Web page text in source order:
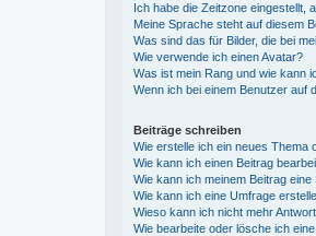
Ich habe die Zeitzone eingestellt,
Meine Sprache steht auf diesem
Was sind das für Bilder, die bei
Wie verwende ich einen Avatar?
Was ist mein Rang und wie kann
Wenn ich bei einem Benutzer auf
Beiträge schreiben
Wie erstelle ich ein neues Thema
Wie kann ich einen Beitrag
Wie kann ich meinem Beitrag eine
Wie kann ich eine Umfrage
Wieso kann ich nicht mehr
Wie bearbeite oder lösche ich